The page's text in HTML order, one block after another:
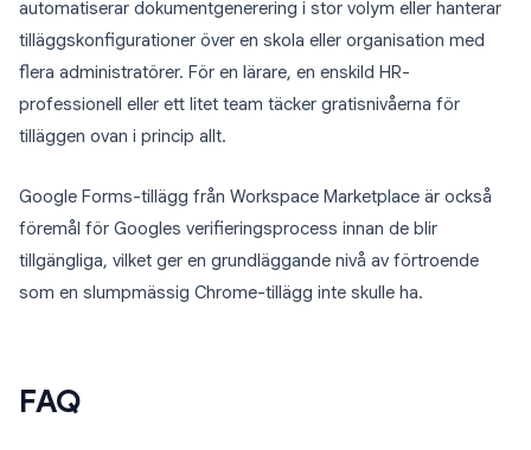
automatiserar dokumentgenerering i stor volym eller hanterar
tilläggskonfigurationer över en skola eller organisation med
flera administratörer. För en lärare, en enskild HR-
professionell eller ett litet team täcker gratisnivåerna för
tilläggen ovan i princip allt.
Google Forms-tillägg från Workspace Marketplace är också
föremål för Googles verifieringsprocess innan de blir
tillgängliga, vilket ger en grundläggande nivå av förtroende
som en slumpmässig Chrome-tillägg inte skulle ha.
FAQ